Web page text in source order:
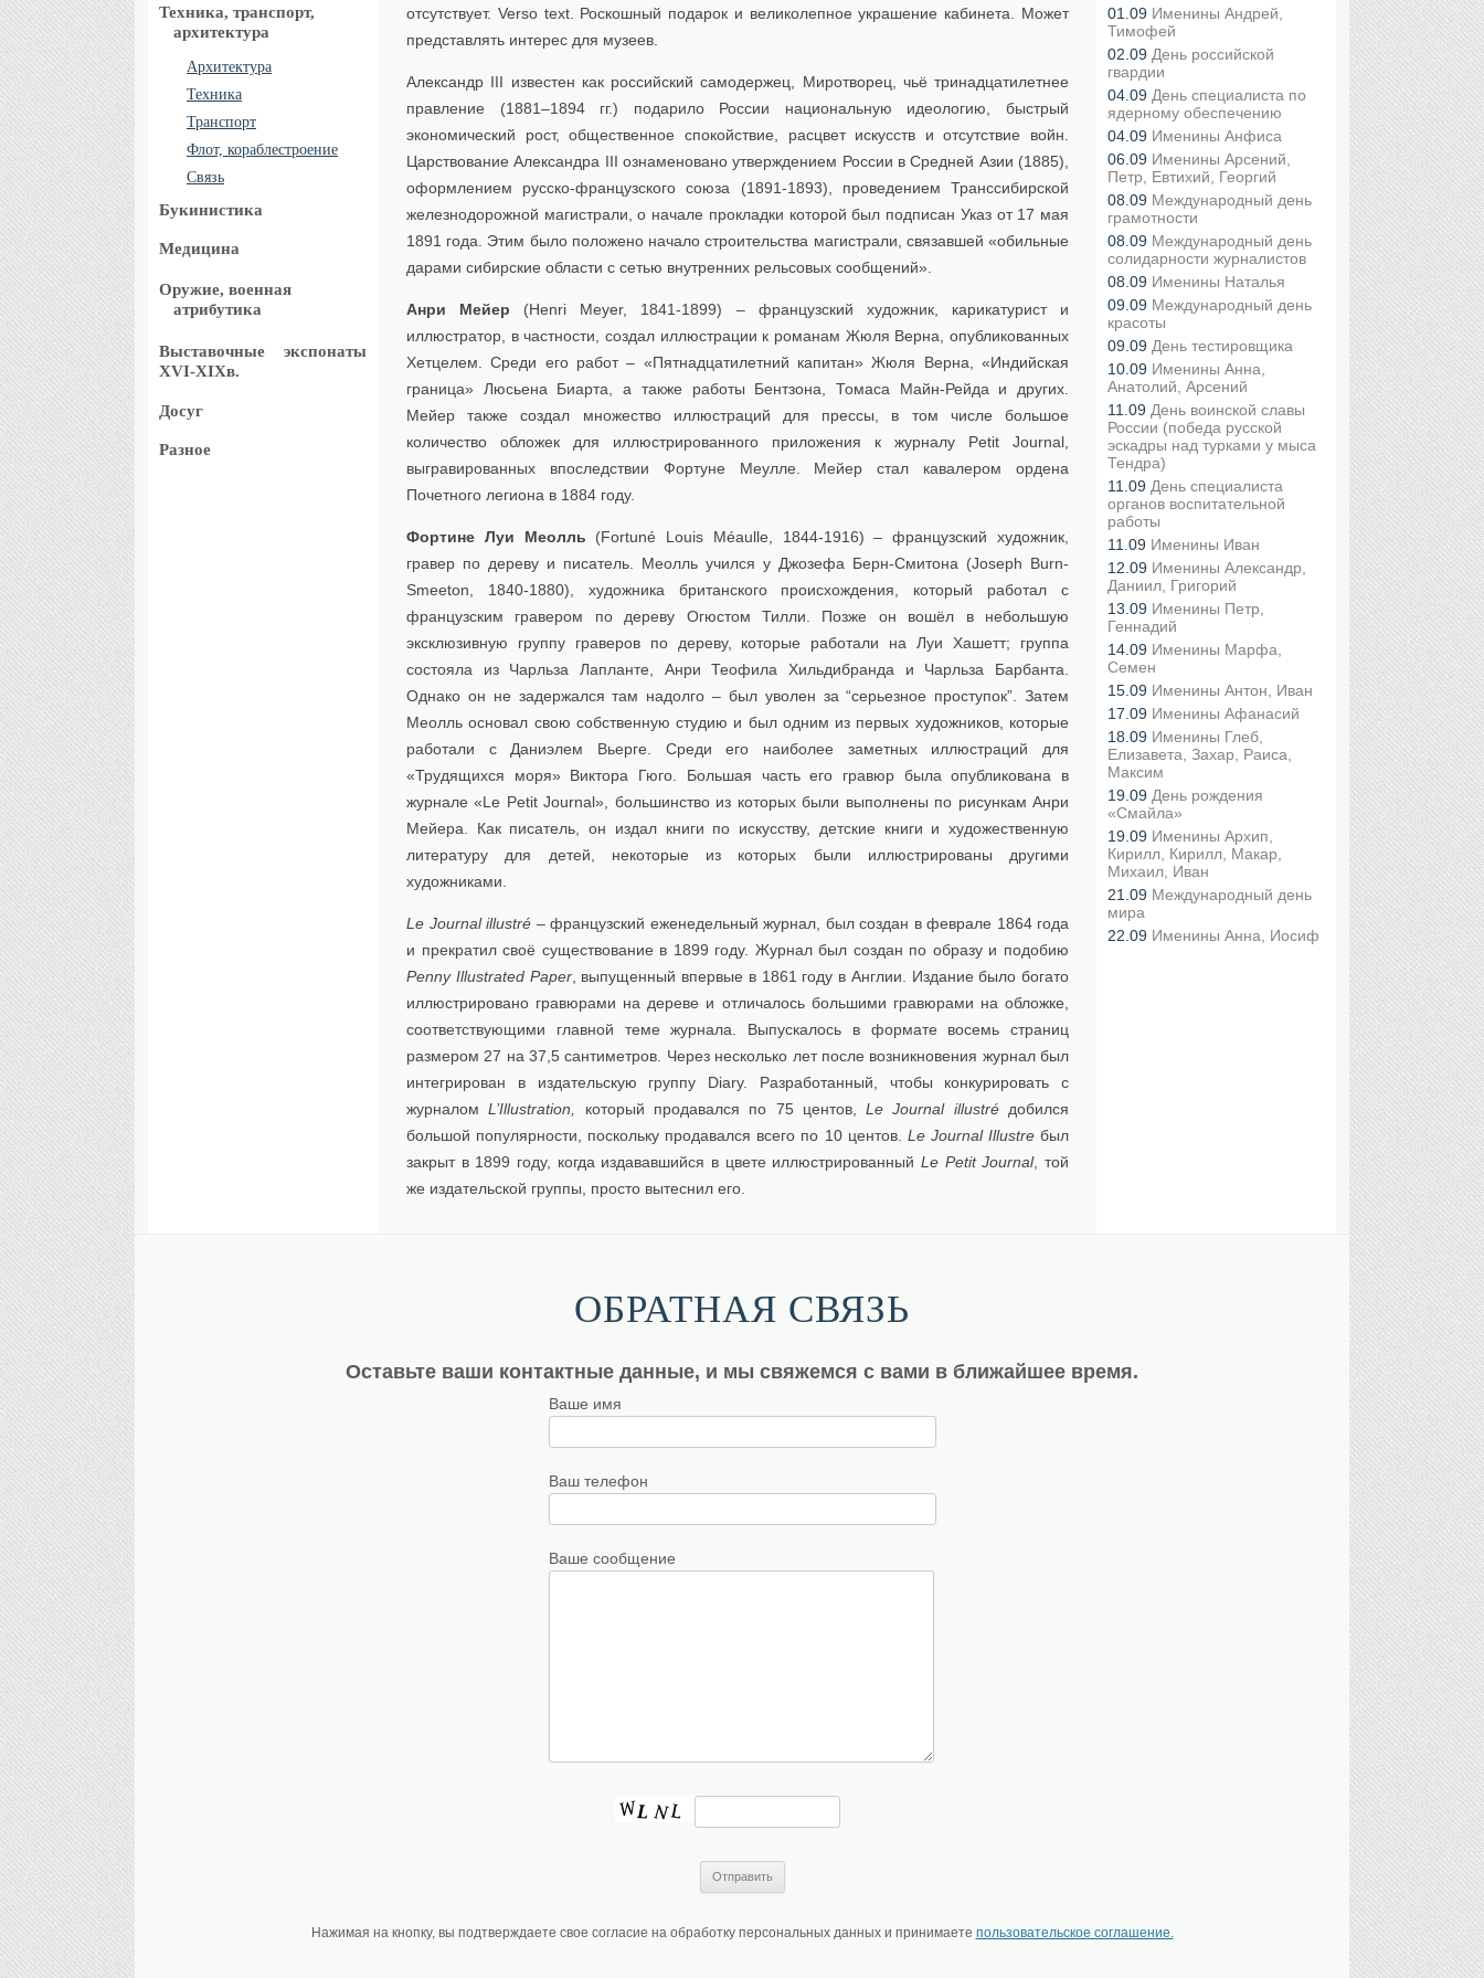
Техника, транспорт,
архитектура
Архитектура
Техника
Транспорт
Флот, кораблестроение
Связь
Букинистика
Медицина
Оружие, военная
атрибутика
Выставочные
экспонаты
XVI-XIXв.
Досуг
Разное
отсутствует. Verso text. Роскошный подарок и великолепное украшение кабинета. Может
представлять интерес для музеев.
Александр III известен как российский самодержец, Миротворец, чьё тринадцатилетнее
правление (1881–1894 гг.) подарило России национальную идеологию, быстрый
экономический рост, общественное спокойствие, расцвет искусств и отсутствие войн.
Царствование Александра III ознаменовано утверждением России в Средней Азии (1885),
оформлением русско-французского союза (1891-1893), проведением Транссибирской
железнодорожной магистрали, о начале прокладки которой был подписан Указ от 17 мая
1891 года. Этим было положено начало строительства магистрали, связавшей «обильные
дарами сибирские области с сетью внутренних рельсовых сообщений».
Анри Мейер (Henri Meyer, 1841-1899) – французский художник, карикатурист и
иллюстратор, в частности, создал иллюстрации к романам Жюля Верна, опубликованных
Хетцелем. Среди его работ – «Пятнадцатилетний капитан» Жюля Верна, «Индийская
граница» Люсьена Биарта, а также работы Бентзона, Томаса Майн-Рейда и других.
Мейер также создал множество иллюстраций для прессы, в том числе большое
количество обложек для иллюстрированного приложения к журналу Petit Journal,
выгравированных впоследствии Фортуне Меулле. Мейер стал кавалером ордена
Почетного легиона в 1884 году.
Фортине Луи Меолль (Fortuné Louis Méaulle, 1844-1916) – французский художник,
гравер по дереву и писатель. Меолль учился у Джозефа Берн-Смитона (Joseph Burn-
Smeeton, 1840-1880), художника британского происхождения, который работал с
французским гравером по дереву Огюстом Тилли. Позже он вошёл в небольшую
эксклюзивную группу граверов по дереву, которые работали на Луи Хашетт; группа
состояла из Чарльза Лапланте, Анри Теофила Хильдибранда и Чарльза Барбанта.
Однако он не задержался там надолго – был уволен за “серьезное проступок”. Затем
Меолль основал свою собственную студию и был одним из первых художников, которые
работали с Даниэлем Вьерге. Среди его наиболее заметных иллюстраций для
«Трудящихся моря» Виктора Гюго. Большая часть его гравюр была опубликована в
журнале «Le Petit Journal», большинство из которых были выполнены по рисункам Анри
Мейера. Как писатель, он издал книги по искусству, детские книги и художественную
литературу для детей, некоторые из которых были иллюстрированы другими
художниками.
Le Journal illustré – французский еженедельный журнал, был создан в феврале 1864 года
и прекратил своё существование в 1899 году. Журнал был создан по образу и подобию
Penny Illustrated Paper, выпущенный впервые в 1861 году в Англии. Издание было богато
иллюстрировано гравюрами на дереве и отличалось большими гравюрами на обложке,
соответствующими главной теме журнала. Выпускалось в формате восемь страниц
размером 27 на 37,5 сантиметров. Через несколько лет после возникновения журнал был
интегрирован в издательскую группу Diary. Разработанный, чтобы конкурировать с
журналомL’Illustration, который продавался по 75 центов,Le Journal illustréдобился
большой популярности, поскольку продавался всего по 10 центов. Le Journal Illustreбыл
закрыт в 1899 году, когда издававшийся в цвете иллюстрированный Le Petit Journal, той
же издательской группы, просто вытеснил его.
01.09 Именины Андрей,
Тимофей
02.09 День российской
гвардии
04.09 День специалиста по
ядерному обеспечению
04.09 Именины Анфиса
06.09 Именины Арсений,
Петр, Евтихий, Георгий
08.09 Международный день
грамотности
08.09 Международный день
солидарности журналистов
08.09 Именины Наталья
09.09 Международный день
красоты
09.09 День тестировщика
10.09 Именины Анна,
Анатолий, Арсений
11.09 День воинской славы
России (победа русской
эскадры над турками у мыса
Тендра)
11.09 День специалиста
органов воспитательной
работы
11.09 Именины Иван
12.09 Именины Александр,
Даниил, Григорий
13.09 Именины Петр,
Геннадий
14.09 Именины Марфа,
Семен
15.09 Именины Антон, Иван
17.09 Именины Афанасий
18.09 Именины Глеб,
Елизавета, Захар, Раиса,
Максим
19.09 День рождения
«Смайла»
19.09 Именины Архип,
Кирилл, Кирилл, Макар,
Михаил, Иван
21.09 Международный день
мира
22.09 Именины Анна, Иосиф
ОБРАТНАЯ СВЯЗЬ
Оставьте ваши контактные данные, и мы свяжемся с вами в ближайшее время.
Ваше имя
Ваш телефон
Ваше сообщение
Нажимая на кнопку, вы подтверждаете свое согласие на обработку персональных данных и принимаете пользовательское соглашение.